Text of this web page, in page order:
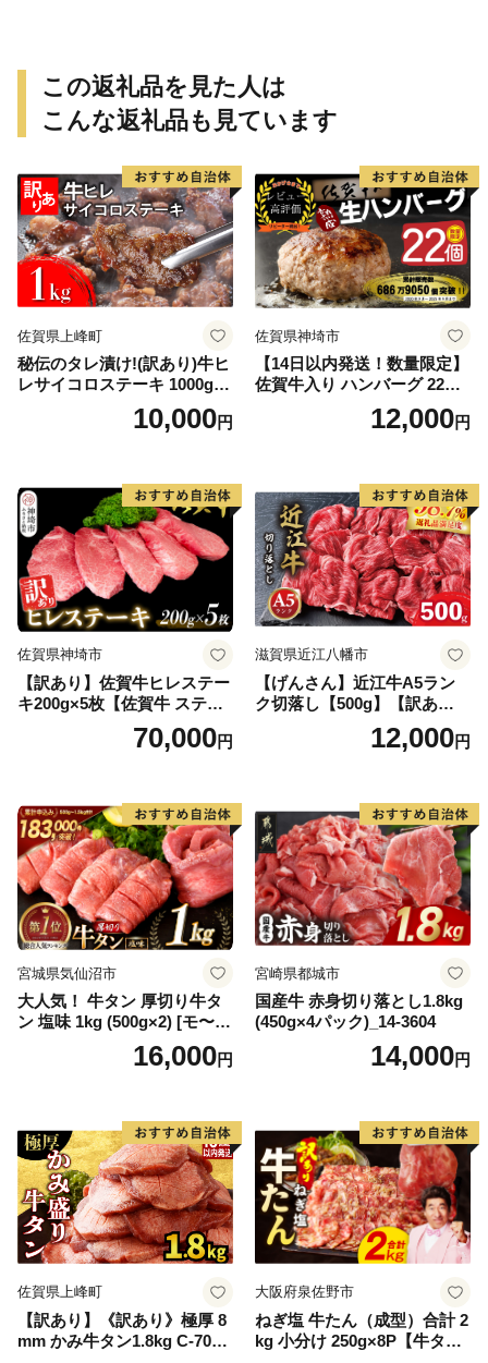
この返礼品を見た人は
こんな返礼品も見ています
佐賀県上峰町
秘伝のタレ漬け!(訳あり)牛ヒ
レサイコロステーキ 1000g
10,000円
佐賀県神埼市
【14日以内発送！数量限定】
佐賀牛入り ハンバーグ 22個
2.6kg(120g×22個)【佐賀牛
黒毛和牛 ブランド牛 九州 ハ
気】(H083106)
12,000円
佐賀県神埼市
【訳あり】佐賀牛ヒレステー
キ200g×5枚【佐賀牛 ステー
キ ブランド肉 ヒレ肉 フィレ
肉 ジューシー ヘルシー】(H0
70,000円
滋賀県近江八幡市
【げんさん】近江牛A5ラン
ク切落し【500g】【訳あり】
12,000円
宮城県気仙沼市
大人気！ 牛タン 厚切り牛タ
ン 塩味 1kg (500g×2) [モ〜ラ
ンド 宮城県 気仙沼市 205646
60] 肉 牛肉 精肉 牛たん 牛タ
16,000円
宮崎県都城市
国産牛 赤身切り落とし1.8kg
(450g×4パック)_14-3604
14,000円
佐賀県上峰町
【訳あり】《訳あり》極厚 8
mm かみ牛タン1.8kg C-709-
大阪府泉佐野市
ねぎ塩 牛たん（成型）合計 2
kg 小分け 250g×8P【牛タン